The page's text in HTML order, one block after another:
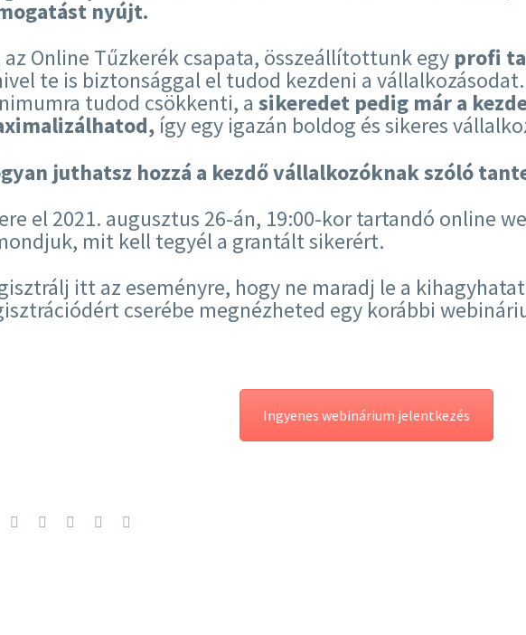
nyújt.
az Online Tűzkerék csapata, összeállítottunk egy profi
te is biztonsággal el tudod kezdeni a
tudod csökkenti, a sikeredet pedig már a
így egy igazán boldog és sikeres
juthatsz hozzá a kezdő vállalkozóknak szóló
el 2021. augusztus 26-án, 19:00-kor tartandó online
mit kell tegyél a grantált sikerért.
itt az eseményre, hogy ne maradj le a
cserébe megnézheted egy korábbi
Ingyenes webinárium jelentkezés